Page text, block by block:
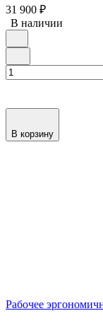
31 900 ₽
В наличии
В корзину
Рабочее